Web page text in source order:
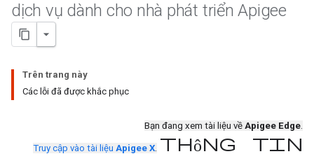
dịch vụ dành cho nhà phát triển Apigee
Trên trang này
Các lỗi đã được khắc phục
Bạn đang xem tài liệu về Apigee Edge.
Truy cập vào tài liệu Apigee X. Thông tin